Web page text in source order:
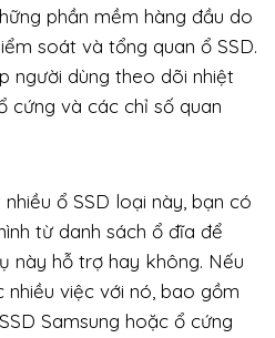
phần mềm hàng đầu do
soát và tổng quan ổ SSD.
người dùng theo dõi nhiệt
cứng và các chỉ số quan
ổ SSD loại này, bạn có
từ danh sách ổ đĩa để
này hỗ trợ hay không. Nếu
việc với nó, bao gồm
Samsung hoặc ổ cứng